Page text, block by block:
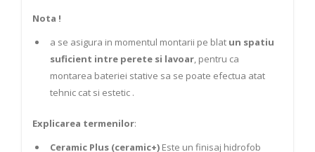
Nota !
a se asigura in momentul montarii pe blat un spatiu
suficient intre perete si lavoar, pentru ca
montarea bateriei stative sa se poate efectua atat
tehnic cat si estetic .
Explicarea termenilor:
Ceramic Plus (ceramic+) Este un finisaj hidrofob